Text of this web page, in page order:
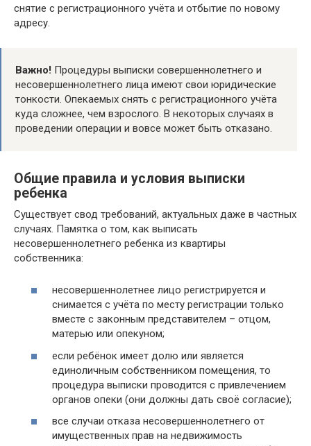
снятие с регистрационного учёта и отбытие по новому
адресу.
Важно! Процедуры выписки совершеннолетнего и
несовершеннолетнего лица имеют свои юридические
тонкости. Опекаемых снять с регистрационного учёта
куда сложнее, чем взрослого. В некоторых случаях в
проведении операции и вовсе может быть отказано.
Общие правила и условия выписки
ребенка
Существует свод требований, актуальных даже в частных
случаях. Памятка о том, как выписать
несовершеннолетнего ребенка из квартиры
собственника:
несовершеннолетнее лицо регистрируется и
снимается с учёта по месту регистрации только
вместе с законным представителем – отцом,
матерью или опекуном;
если ребёнок имеет долю или является
единоличным собственником помещения, то
процедура выписки проводится с привлечением
органов опеки (они должны дать своё согласие);
все случаи отказа несовершеннолетнего от
имущественных прав на недвижимость